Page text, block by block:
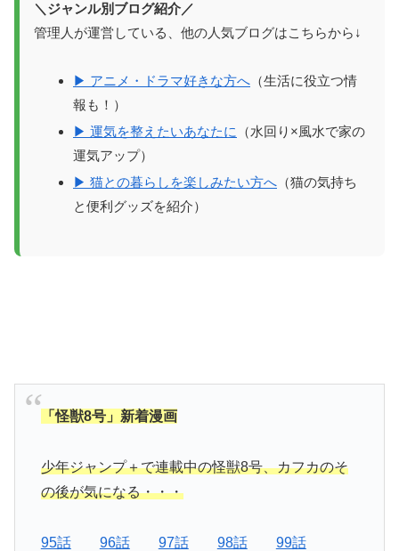
＼ジャンル別ブログ紹介／
管理人が運営している、他の人気ブログはこちらから↓
▶ アニメ・ドラマ好きな方へ （生活に役立つ情
報も！）
▶ 運気を整えたいあなたに
（水回り×風水で家の
運気アップ）
▶ 猫との暮らしを楽しみたい方へ （猫の気持ち
と便利グッズを紹介）
「怪獣8号」新着漫画
少年ジャンプ＋で連載中の怪獣8号、カフカのそ
の後が気になる・・・
95話 96話 97話 98話
99話